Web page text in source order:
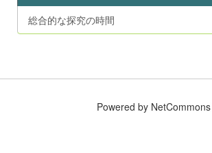
総合的な探究の時間
Powered by NetCommons